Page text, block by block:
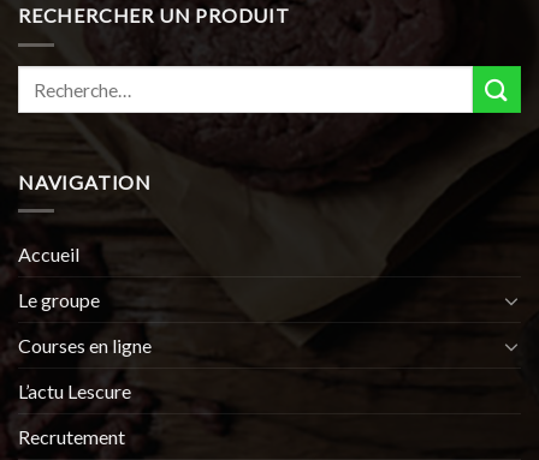
RECHERCHER UN PRODUIT
NAVIGATION
Accueil
Le groupe
Courses en ligne
L’actu Lescure
Recrutement